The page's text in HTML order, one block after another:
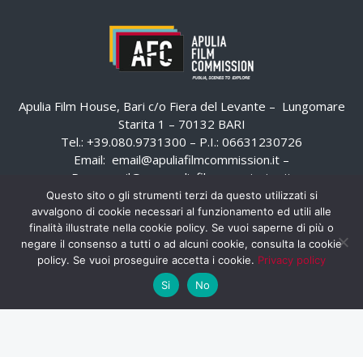
Apulia Film House, Bari c/o Fiera del Levante – Lungomare
Starita 1 – 70132 BARI
Tel.: +39.080.9731300 – P.I.: 06631230726
Email: email@apuliafilmcommission.it –
Pec:
email@pec.apuliafilmcommission.it
Questo sito o gli strumenti terzi da questo utilizzati si
avvalgono di cookie necessari al funzionamento ed utili alle
finalità illustrate nella cookie policy. Se vuoi saperne di più o
negare il consenso a tutti o ad alcuni cookie, consulta la cookie
policy. Se vuoi proseguire accetta i cookie. Privacy policy
Si
No